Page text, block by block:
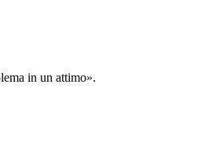
in un attimo».